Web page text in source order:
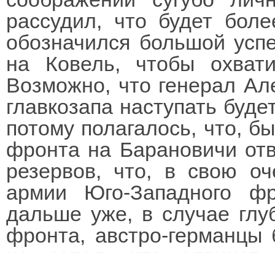
рассудил, что будет
обозначился большой
на Ковель, чтобы
Возможно, что генерал
главкозапа наступать
потому полагалось, что,
фронта на Барановичи
резервов, что, в свою
армии Юго-Западного
дальше уже, в случае
фронта, австро-германцы